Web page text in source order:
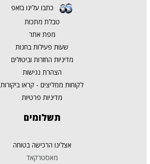
כתבו עלינו בזאפ
טבלת מתכות
מפת אתר
שעות פעילות בחנות
מדיניות החזרות וביטולים
הצהרת נגישות
לקוחות ממליצים - קראו ביקורות
מדיניות פרטיות
תשלומים
אצלינו הרכישה בטוחה
מאסטרקאד